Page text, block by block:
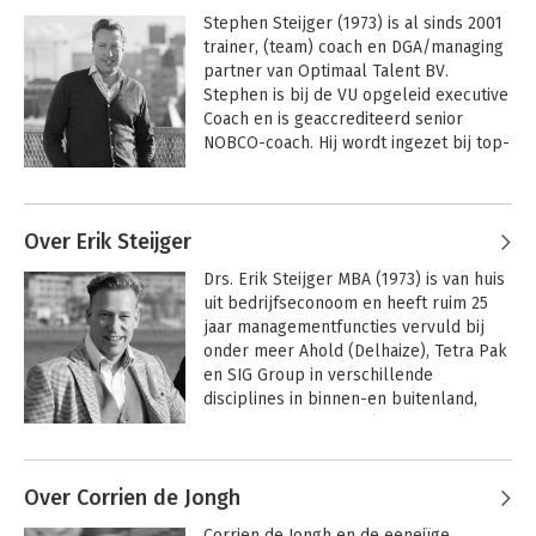
verandermanagement. Zijn grootste
voldoening en genoegen in een
notendop: ‘Het is een groot voorrecht
om mensen en teams een stap vooruit
te helpen. Bouwen aan talenten en
teams is het leukste wat er is!’
Van Sluimeren naar
Stephen Steijger (1973) is al sinds 2001
trainer, (team) coach en DGA/managing
partner van Optimaal Talent BV.
Stephen is bij de VU opgeleid executive
Coach en is geaccrediteerd senior
NOBCO-coach. Hij wordt ingezet bij top-
organisatieontwikkeling. Zijn drive?
‘Mensen hebben meer in hun mars en
ik help ze eruit te halen wat erin zit.’
Zijn motto luidt dan ook niet voor niets:
’Niet vinken, maar vonken’!
Steijger
Over Erik Steijger
Drs. Erik Steijger MBA (1973) is van huis
uit bedrijfseconoom en heeft ruim 25
jaar managementfuncties vervuld bij
onder meer Ahold (Delhaize), Tetra Pak
en SIG Group in verschillende
disciplines in binnen-en buitenland,
bij SIG Europa. Zijn missie? ‘Met de
Over Corrien de Jongh